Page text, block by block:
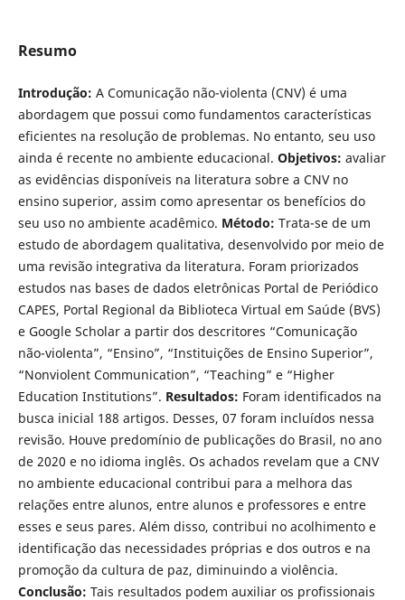
Resumo
Introdução: A Comunicação não-violenta (CNV) é uma
abordagem que possui como fundamentos características
eficientes na resolução de problemas. No entanto, seu uso
ainda é recente no ambiente educacional. Objetivos: avaliar
as evidências disponíveis na literatura sobre a CNV no
ensino superior, assim como apresentar os benefícios do
seu uso no ambiente acadêmico. Método: Trata-se de um
estudo de abordagem qualitativa, desenvolvido por meio de
uma revisão integrativa da literatura. Foram priorizados
estudos nas bases de dados eletrônicas Portal de Periódico
CAPES, Portal Regional da Biblioteca Virtual em Saúde (BVS)
e Google Scholar a partir dos descritores “Comunicação
não-violenta”, “Ensino”, “Instituições de Ensino Superior”,
“Nonviolent Communication”, “Teaching” e “Higher
Education Institutions”. Resultados: Foram identificados na
busca inicial 188 artigos. Desses, 07 foram incluídos nessa
revisão. Houve predomínio de publicações do Brasil, no ano
de 2020 e no idioma inglês. Os achados revelam que a CNV
no ambiente educacional contribui para a melhora das
relações entre alunos, entre alunos e professores e entre
esses e seus pares. Além disso, contribui no acolhimento e
identificação das necessidades próprias e dos outros e na
promoção da cultura de paz, diminuindo a violência.
Conclusão: Tais resultados podem auxiliar os profissionais